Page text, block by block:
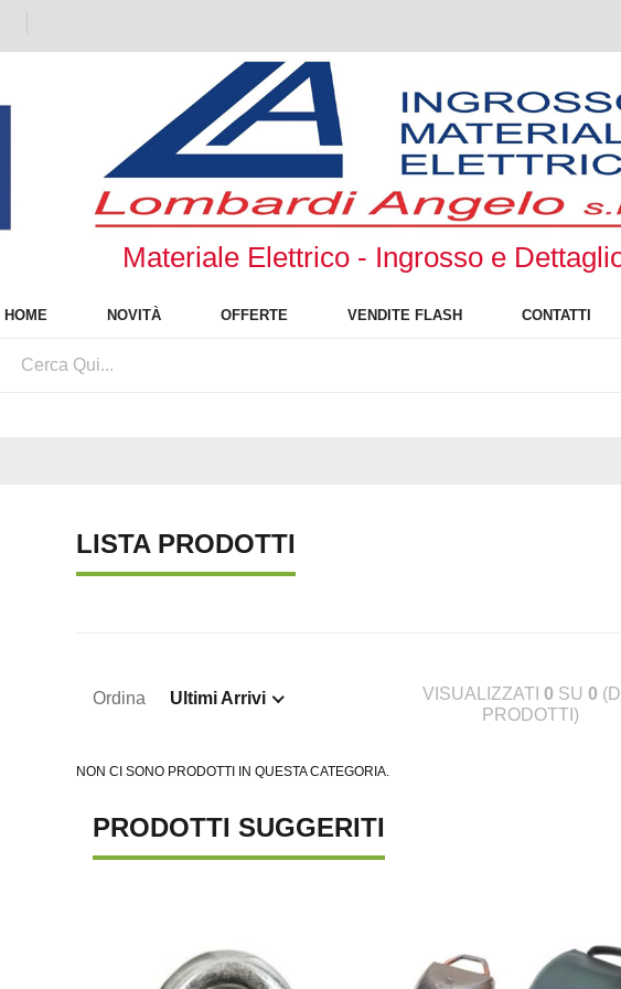
Materiale Elettrico - Ingrosso e
HOME NOVITÀ OFFERTE VENDITE FLASH CONTATTI
LISTA PRODOTTI
Ordina Ultimi Arrivi VISUALIZZATI 0 SU 0
PRODOTTI)
NON CI SONO PRODOTTI IN QUESTA CATEGORIA.
PRODOTTI SUGGERITI